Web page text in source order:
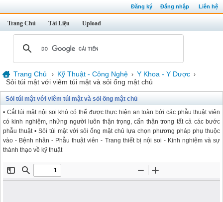
Đăng ký Đăng nhập Liên hệ
Trang Chủ Tài Liệu Upload
Trang Chủ › Kỹ Thuật - Công Nghệ › Y Khoa - Y Dược ›
Sỏi túi mật với viêm túi mật và sỏi ống mật chủ
Sỏi túi mật với viêm túi mật và sỏi ống mật chủ
• Cắt túi mật nội soi khó có thể được thực hiện an toàn bới các phẫu thuật viên
có kinh nghiệm, những người luôn thận trọng, cẩn thận trong tất cả các bước
phẫu thuật • Sỏi túi mật với sỏi ống mật chủ lựa chọn phương pháp phụ thuộc
vào - Bệnh nhân - Phẫu thuật viên - Trang thiết bị nội soi - Kinh nghiệm và sự
thành thạo về kỹ thuật